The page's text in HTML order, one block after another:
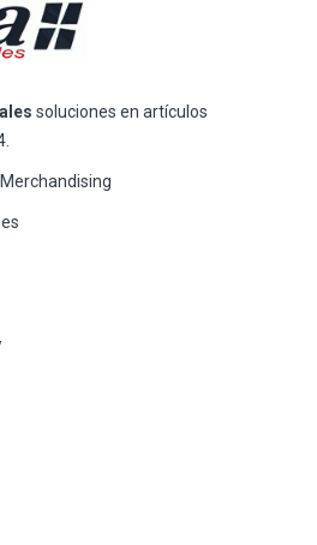
soluciones en artículos